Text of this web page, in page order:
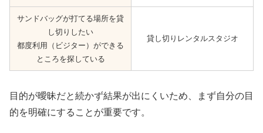
サンドバッグが打てる場所を貸
し切りしたい
都度利用（ビジター）ができる
ところを探している
貸し切りレンタルスタジオ
目的が曖昧だと続かず結果が出にくいため、まず自分の目
的を明確にすることが重要です。